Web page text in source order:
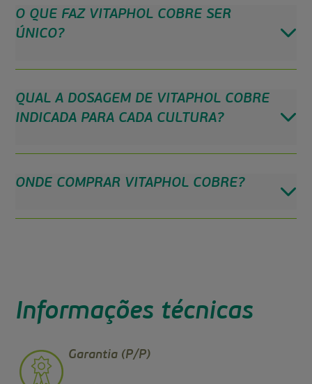
O QUE FAZ VITAPHOL COBRE SER
ÚNICO?
QUAL A DOSAGEM DE VITAPHOL COBRE
INDICADA PARA CADA CULTURA?
ONDE COMPRAR VITAPHOL COBRE?
Informações técnicas
Garantia (P/P)